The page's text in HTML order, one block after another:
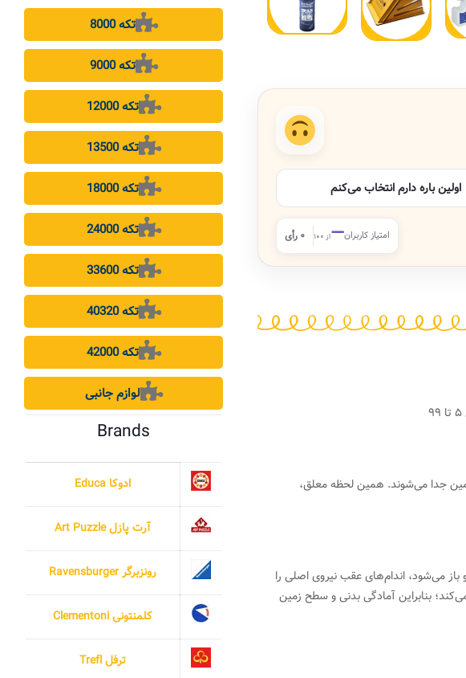
اولین باره دارم انتخاب می‌کنم
امتیاز کاربران—از ۱۰۰ ۰ رأی
جدا می‌شوند. همین لحظه معلق،
می‌شود، اندام‌های عقب نیروی اصلی را
بنابراین آمادگی بدنی و سطح زمین
8000 تکه
9000 تکه
12000 تکه
13500 تکه
18000 تکه
24000 تکه
33600 تکه
40320 تکه
42000 تکه
لوازم جانبی
Brands
ادوکا Educa
آرت پازل Art Puzzle
رونزبرگر Ravensburger
کلمنتونی Clementoni
ترفل Trefl